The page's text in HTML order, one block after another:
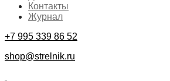
Контакты
Журнал
+7 995 339 86 52
shop@strelnik.ru